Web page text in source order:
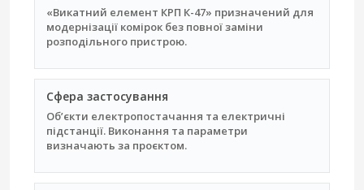
«Викатний елемент КРП К-47» призначений для
модернізації комірок без повної заміни
розподільного пристрою.
Сфера застосування
Об’єкти електропостачання та електричні
підстанції. Виконання та параметри
визначають за проєктом.